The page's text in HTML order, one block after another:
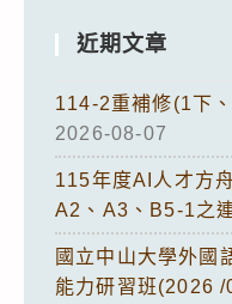
近期文章
114-2重補修(1下
2026-08-07
115年度AI人才方
A2、A3、B5-1之
國立中山大學外國
能力研習班(2026